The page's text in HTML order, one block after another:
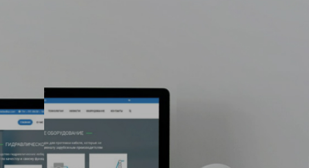
РЕПУТАЦИИ